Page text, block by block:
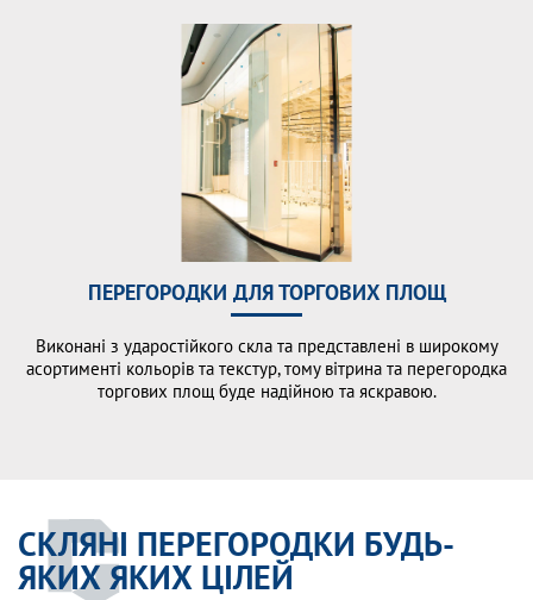
ПЕРЕГОРОДКИ ДЛЯ ТОРГОВИХ ПЛОЩ
Виконані з ударостійкого скла та представлені в широкому
асортименті кольорів та текстур, тому вітрина та перегородка
торгових площ буде надійною та яскравою.
СКЛЯНІ ПЕРЕГОРОДКИ БУДЬ-
ЯКИХ ЯКИХ ЦІЛЕЙ